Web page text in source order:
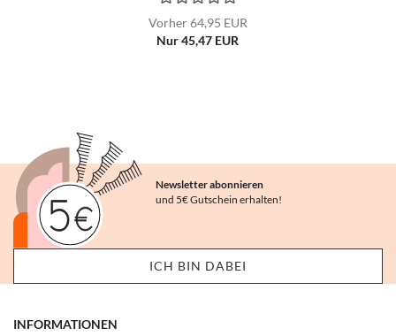
Vorher 64,95 EUR
Nur 45,47 EUR
Newsletter abonnieren
und 5€ Gutschein erhalten!
INFORMATIONEN